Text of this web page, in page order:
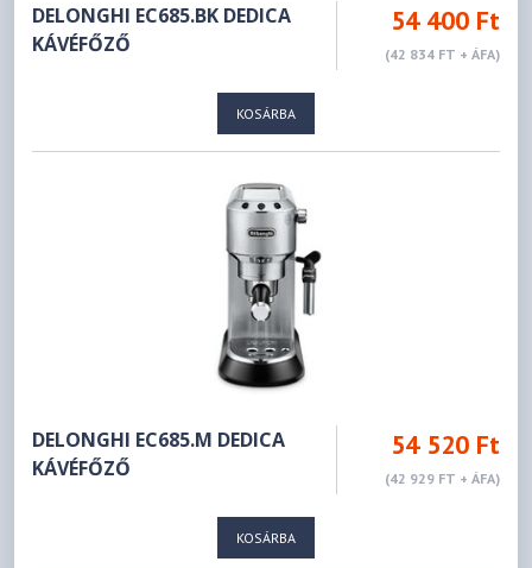
DELONGHI EC685.BK DEDICA
KÁVÉFŐZŐ
54 400 Ft
(42 834 FT + ÁFA)
KOSÁRBA
DELONGHI EC685.M DEDICA
KÁVÉFŐZŐ
54 520 Ft
(42 929 FT + ÁFA)
KOSÁRBA